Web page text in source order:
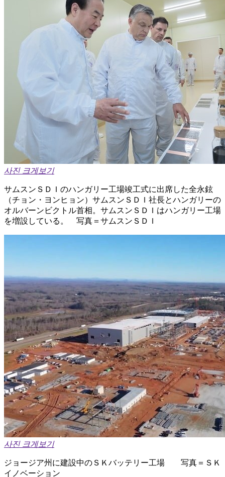
사진 크게보기
サムスンＳＤＩのハンガリー工場竣工式に出席した全永鉉
（チョン・ヨンヒョン）サムスンＳＤＩ社長とハンガリーの
オルバーンビクトル首相。サムスンＳＤＩはハンガリー工場
を増設している。 写真＝サムスンＳＤＩ
사진 크게보기
ジョージア州に建設中のＳＫバッテリー工場 写真＝ＳＫ
イノベーション